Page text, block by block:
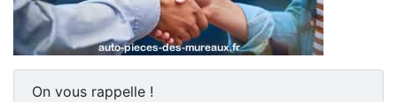
On vous rappelle !